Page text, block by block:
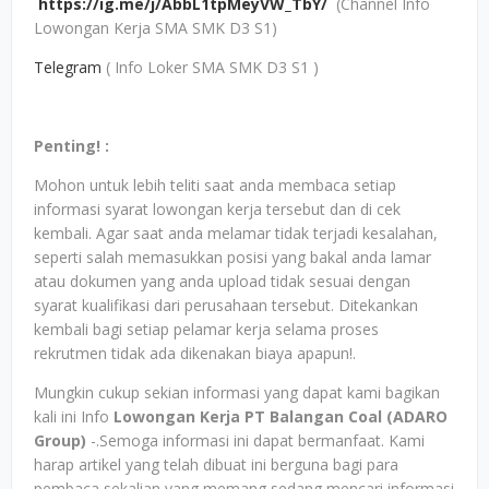
Lowongan Kerja SMA SMK D3 S1)
Telegram ( Info Loker SMA SMK D3 S1 )
Penting! :
Mohon untuk lebih teliti saat anda membaca setiap
informasi syarat lowongan kerja tersebut dan di cek
kembali. Agar saat anda melamar tidak terjadi kesalahan,
seperti salah memasukkan posisi yang bakal anda lamar
atau dokumen yang anda upload tidak sesuai dengan
syarat kualifikasi dari perusahaan tersebut. Ditekankan
kembali bagi setiap pelamar kerja selama proses
rekrutmen tidak ada dikenakan biaya apapun!.
Mungkin cukup sekian informasi yang dapat kami bagikan
kali ini Info Lowongan Kerja PT Balangan Coal (ADARO
Group) -.Semoga informasi ini dapat bermanfaat. Kami
harap artikel yang telah dibuat ini berguna bagi para